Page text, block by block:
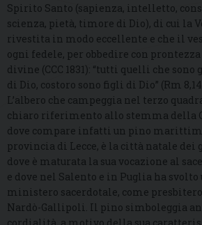
Spirito Santo (sapienza, intelletto,
scienza, pietà, timore di Dio), di cui la
rivestita in modo eccellente e che il
ogni fedele, per obbedire con
divine (CCC 1831): “tutti quelli che
di Dio, costoro sono figli di Dio” (Rm
L’albero che campeggia nel terzo
chiaro riferimento allo stemma della
dove compare infatti un pino
provincia di Lecce, è la città natale dei
dove è maturata la sua vocazione al
e dove nel Salento e in Puglia ha svolto
ministero sacerdotale, come
Nardò-Gallipoli. Il pino simboleggia
cordialità, a motivo della sua